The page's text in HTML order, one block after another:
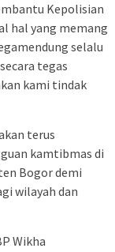
Kepolisian
hal yang memang
selalu
tegas
kami tindak
terus
kamtibmas di
Bogor demi
wilayah dan
Wikha